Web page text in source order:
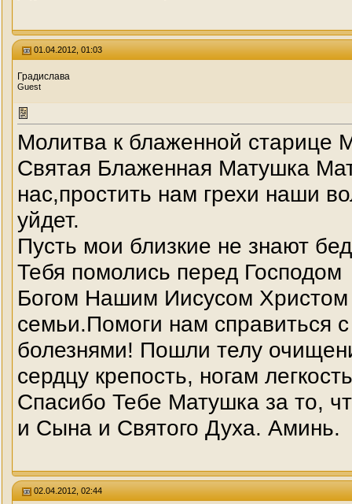
01.04.2012, 01:03
Градислава
Guest
Молитва к блаженной старице
Святая Блаженная Матушка
нас,простить нам грехи наши
уйдет.
Пусть мои близкие не знают
Тебя помолись перед Господом
Богом Нашим Иисусом
семьи.Помоги нам справиться
болезнями! Пошли телу
сердцу крепость, ногам
Спасибо Тебе Матушка за то,
и Сына и Святого Духа. Аминь.
02.04.2012, 02:44